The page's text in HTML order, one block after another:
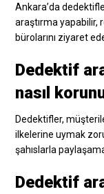
Ankara’da
araştırma yapabilir,
bürolarını ziyaret
Dedektif
nasıl
Dedektifler,
ilkelerine uymak
şahıslarla
Dedektif